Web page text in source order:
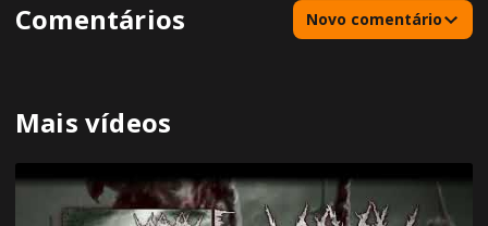
Mais vídeos
Comentários Novo comentário